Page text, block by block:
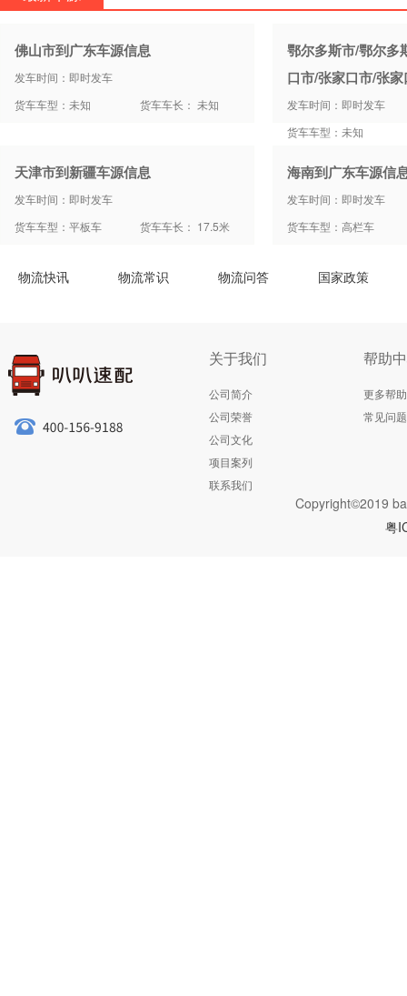
佛山市到广东车源信息
发车时间：即时发车
货车车型：未知
货车车长： 未知
鄂尔多斯市/鄂尔多
口市/张家口市/张
发车时间：即时发车
货车车型：未知
天津市到新疆车源信息
发车时间：即时发车
货车车型：平板车
货车车长： 17.5米
海南到广东车源信
发车时间：即时发车
货车车型：高栏车
物流快讯 物流常识 物流问答 国家政策
关于我们
公司简介
公司荣誉
公司文化
项目案列
联系我们
帮助
更多帮助
常见问题
Copyright©2019
粤